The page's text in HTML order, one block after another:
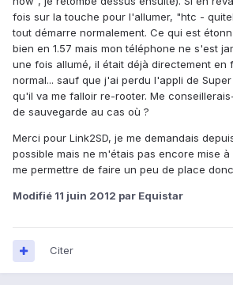
fois sur la touche pour l'allumer, "htc -
tout démarre normalement. Ce qui est
bien en 1.57 mais mon téléphone ne s'est
une fois allumé, il était déjà directement en
normal... sauf que j'ai perdu l'appli de
qu'il va me falloir re-rooter. Me
de sauvegarde au cas où ?
Merci pour Link2SD, je me demandais
possible mais ne m'étais pas encore mise
me permettre de faire un peu de place
Modifié 11 juin 2012 par Equistar
Citer